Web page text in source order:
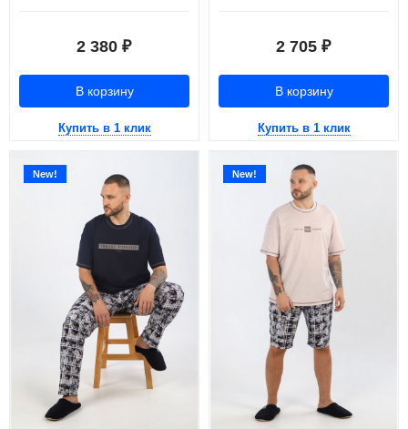
2 380 ₽
В корзину
Купить в 1 клик
2 705 ₽
В корзину
Купить в 1 клик
New! New!